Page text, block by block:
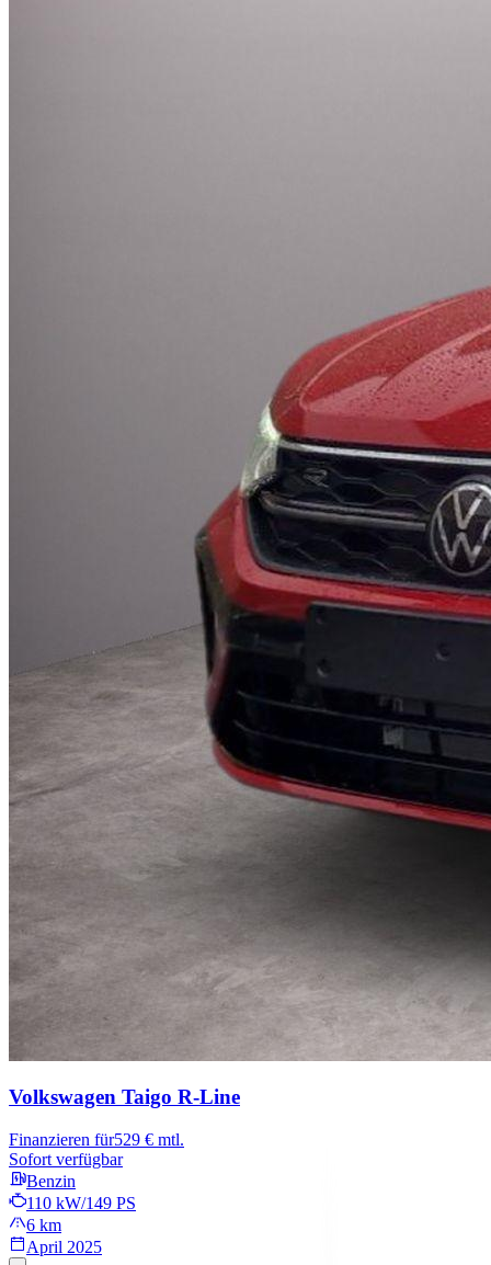
Volkswagen Taigo R-Line
Finanzieren für529 € mtl.
Sofort verfügbar
Benzin
110 kW/149 PS
6 km
April 2025